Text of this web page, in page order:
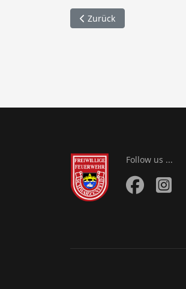
Vorheriger Beitrag: 033.
Zurück
Follow us ...